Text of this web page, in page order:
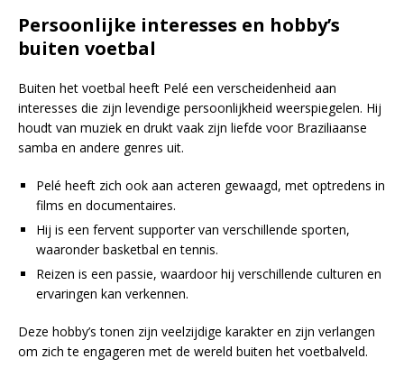
Persoonlijke interesses en hobby’s
buiten voetbal
Buiten het voetbal heeft Pelé een verscheidenheid aan
interesses die zijn levendige persoonlijkheid weerspiegelen. Hij
houdt van muziek en drukt vaak zijn liefde voor Braziliaanse
samba en andere genres uit.
Pelé heeft zich ook aan acteren gewaagd, met optredens in
films en documentaires.
Hij is een fervent supporter van verschillende sporten,
waaronder basketbal en tennis.
Reizen is een passie, waardoor hij verschillende culturen en
ervaringen kan verkennen.
Deze hobby’s tonen zijn veelzijdige karakter en zijn verlangen
om zich te engageren met de wereld buiten het voetbalveld.